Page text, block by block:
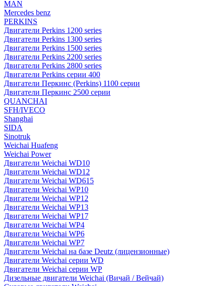
MAN
Mercedes benz
PERKINS
Двигатели Perkins 1200 series
Двигатели Perkins 1300 series
Двигатели Perkins 1500 series
Двигатели Perkins 2200 series
Двигатели Perkins 2800 series
Двигатели Perkins серии 400
Двигатели Перкинс (Perkins) 1100 серии
Двигатели Перкинс 2500 серии
QUANCHAI
SFH/IVECO
Shanghai
SIDA
Sinotruk
Weichai Huafeng
Weichai Power
Двигатели Weichai WD10
Двигатели Weichai WD12
Двигатели Weichai WD615
Двигатели Weichai WP10
Двигатели Weichai WP12
Двигатели Weichai WP13
Двигатели Weichai WP17
Двигатели Weichai WP4
Двигатели Weichai WP6
Двигатели Weichai WP7
Двигатели Weichai на базе Deutz (лицензионные)
Двигатели Weichai серии WD
Двигатели Weichai серии WP
Дизельные двигатели Weichai (Вичай / Вейчай)